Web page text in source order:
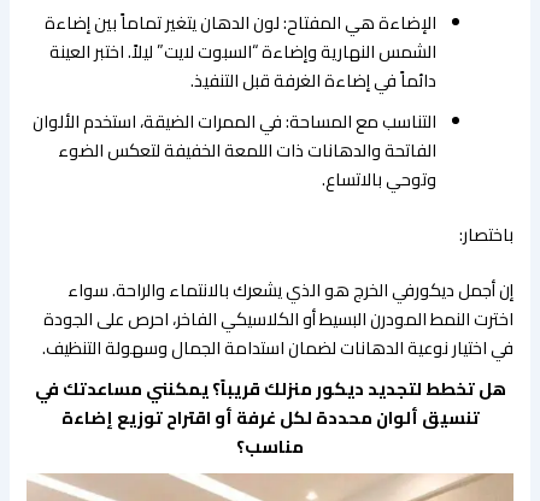
​الإضاءة هي المفتاح: لون الدهان يتغير تماماً بين إضاءة
الشمس النهارية وإضاءة “السبوت لايت” ليلاً. اختبر العينة
دائماً في إضاءة الغرفة قبل التنفيذ.
​التناسب مع المساحة: في الممرات الضيقة، استخدم الألوان
الفاتحة والدهانات ذات اللمعة الخفيفة لتعكس الضوء
وتوحي بالاتساع.
​باختصار:
​إن أجمل ديكورفي الخرج هو الذي يشعرك بالانتماء والراحة. سواء
اخترت النمط المودرن البسيط أو الكلاسيكي الفاخر، احرص على الجودة
في اختيار نوعية الدهانات لضمان استدامة الجمال وسهولة التنظيف.
​هل تخطط لتجديد ديكور منزلك قريباً؟ يمكنني مساعدتك في
تنسيق ألوان محددة لكل غرفة أو اقتراح توزيع إضاءة
مناسب؟